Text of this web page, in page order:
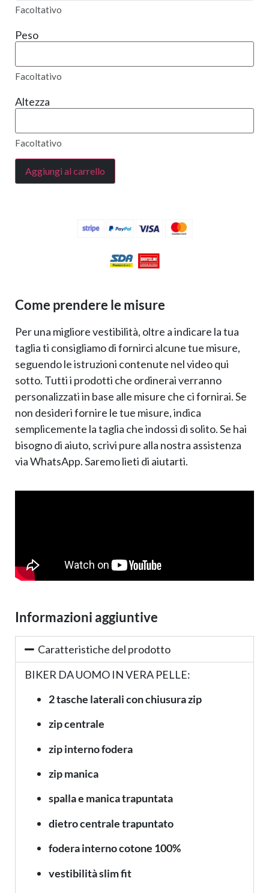
Facoltativo
Peso
Facoltativo
Altezza
Facoltativo
Aggiungi al carrello
Come prendere le misure
Per una migliore vestibilità, oltre a indicare la tua
taglia ti consigliamo di fornirci alcune tue misure,
seguendo le istruzioni contenute nel video qui
sotto. Tutti i prodotti che ordinerai verranno
personalizzati in base alle misure che ci fornirai. Se
non desideri fornire le tue misure, indica
semplicemente la taglia che indossi di solito. Se hai
bisogno di aiuto, scrivi pure alla nostra assistenza
via WhatsApp. Saremo lieti di aiutarti.
Informazioni aggiuntive
Caratteristiche del prodotto
BIKER DA UOMO IN VERA PELLE:
2 tasche laterali con chiusura zip
zip centrale
zip interno fodera
zip manica
spalla e manica trapuntata
dietro centrale trapuntato
fodera interno cotone 100%
vestibilità slim fit